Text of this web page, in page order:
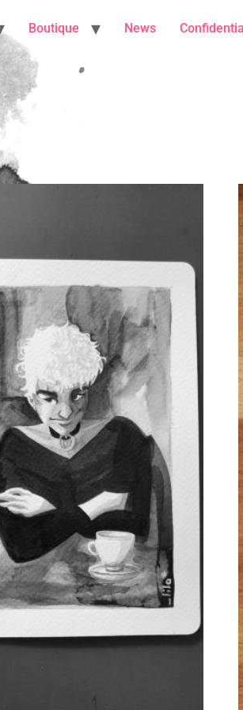
Boutique News